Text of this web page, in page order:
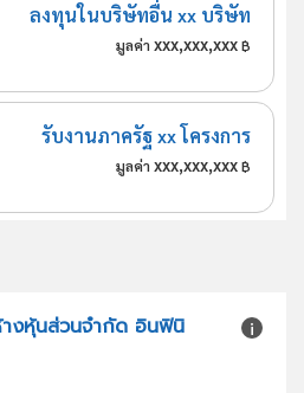
ลงทุนในบริษัทอื่น xx บริษัท
มูลค่า xxx,xxx,xxx ฿
รับงานภาครัฐ xx โครงการ
มูลค่า xxx,xxx,xxx ฿
งหุ้นส่วนจำกัด อินฟินิ